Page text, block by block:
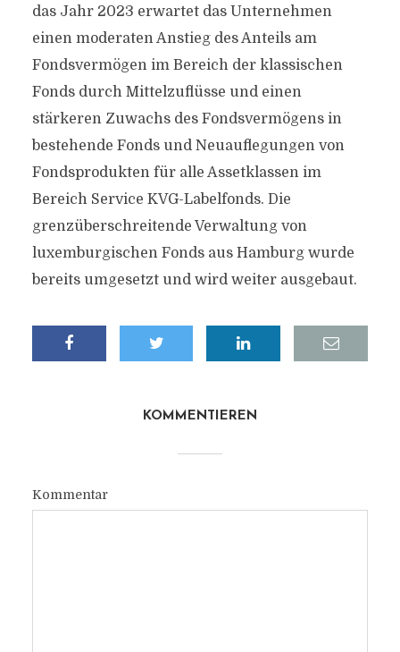
das Jahr 2023 erwartet das Unternehmen
einen moderaten Anstieg des Anteils am
Fondsvermögen im Bereich der klassischen
Fonds durch Mittelzuflüsse und einen
stärkeren Zuwachs des Fondsvermögens in
bestehende Fonds und Neuauflegungen von
Fondsprodukten für alle Assetklassen im
Bereich Service KVG-Labelfonds. Die
grenzüberschreitende Verwaltung von
luxemburgischen Fonds aus Hamburg wurde
bereits umgesetzt und wird weiter ausgebaut.
KOMMENTIEREN
Kommentar